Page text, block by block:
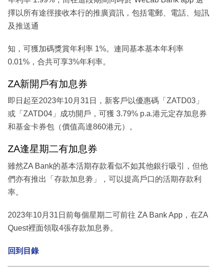
擇以所有途徑接收本行的推廣資訊，包括電郵、電話、短訊
及推送通
知，可獲加碼獎賞年利率 1%。連同基本基本年利率
0.01%，合共可享3%年利率。
ZA新開戶有加息券
即日起至2023年10月31日，新客戶以優惠碼「ZATD03」
或「ZATD04」成功開戶，可獲 3.79% p.a.港元定存加息券
和基金卡券包（價值高達860港元）。
ZA逢星期二有加息券
雖然ZA Bank的基本活期存款看似不如其他銀行吸引，但他
們亦有推出「存款加息劵」，可以提高戶口的活期存款利
率。
2023年10月31日前每個星期二可前往 ZA Bank App，在ZA
Quest裡面領取4張存款加息券。
回到目錄